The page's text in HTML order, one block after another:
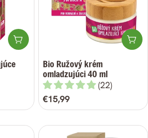
Pridať do košíka
Bio Ružový krém
omladzujúci 40 ml
(22)
Bežná
cena
€15,99